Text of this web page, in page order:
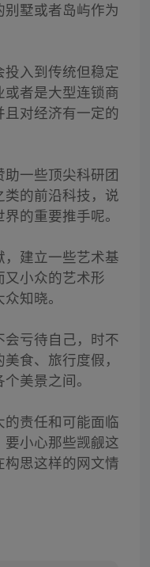
墅或者岛屿作为
入到传统但稳定
者是大型连锁商
对经济有一定的
一些顶尖科研团
的前沿科技，说
的重要推手呢。
建立一些艺术基
小众的艺术形
知晓。
亏待自己，时不
食、旅行度假，
美景之间。
责任和可能面临
小心那些觊觎这
思这样的网文情